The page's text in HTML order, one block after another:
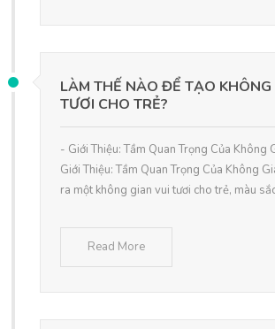
LÀM THẾ NÀO ĐỂ TẠO KHÔNG
TƯƠI CHO TRẺ?
- Giới Thiệu: Tầm Quan Trọng Của Không
Giới Thiệu: Tầm Quan Trọng Của Không
ra một không gian vui tươi cho trẻ, màu
Read More